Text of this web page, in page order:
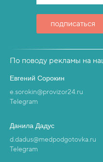
подписаться
По поводу рекламы на
Евгений Сорокин
e.sorokin@provizor24.ru
Telegram
Данила Дадус
d.dadus@medpodgotovka.ru
Telegram